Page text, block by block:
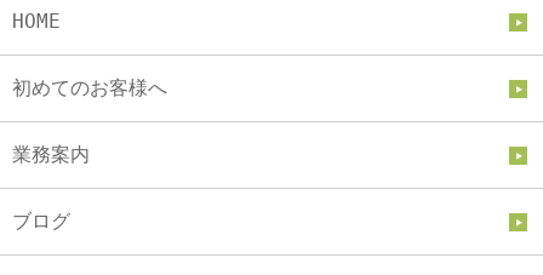
HOME
初めてのお客様へ
業務案内
ブログ